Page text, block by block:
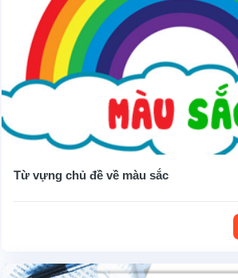
Từ vựng chủ đề về màu sắc